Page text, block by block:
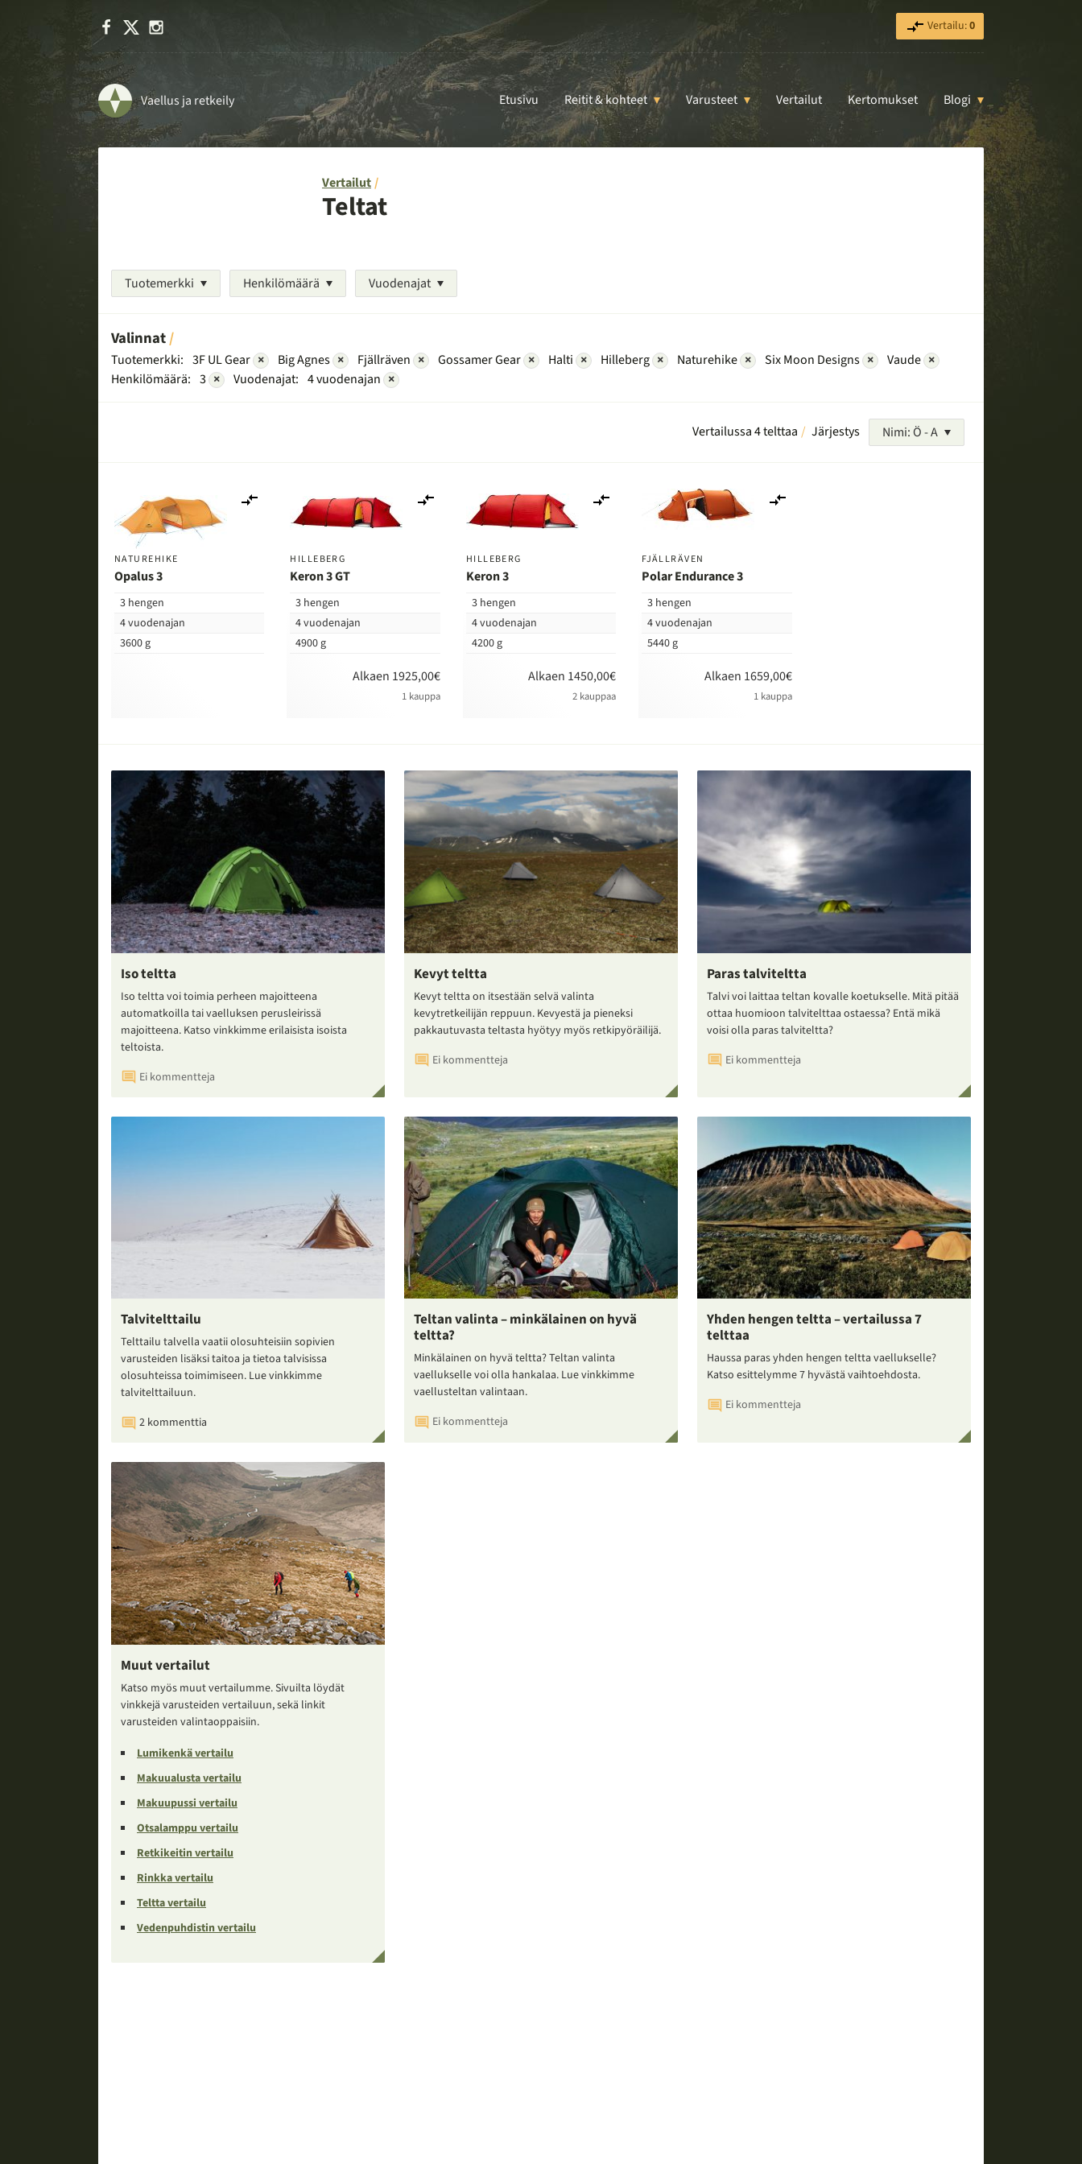
Facebook Vertailu:0
Vaellus ja retkeily Etusivu Reitit & kohteet Varusteet Vertailut Kertomukset Blogi
Vertailut
Teltat
Tuotemerkki Henkilömäärä Vuodenajat
Valinnat
Tuotemerkki: 3F UL Gear × Big Agnes × Fjällräven × Gossamer Gear × Halti × Hilleberg × Naturehike × Six Moon Designs × Vaude ×
Henkilömäärä: 3 × Vuodenajat: 4 vuodenajan ×
Vertailussa 4 telttaa Järjestys Nimi: Ö - A
NATUREHIKE
Opalus 3
3 hengen
4 vuodenajan
3600 g
vertailuun
HILLEBERG
Keron 3 GT
3 hengen
4 vuodenajan
4900 g
Alkaen 1925,00€
1 kauppa
vertailuun
HILLEBERG
Keron 3
3 hengen
4 vuodenajan
4200 g
Alkaen 1450,00€
2 kauppaa
vertailuun
FJÄLLRÄVEN
Polar Endurance 3
3 hengen
4 vuodenajan
5440 g
Alkaen 1659,00€
1 kauppa
Iso teltta
Iso teltta voi toimia perheen majoitteena
automatkoilla tai vaelluksen perusleirissä
majoitteena. Katso vinkkimme erilaisista isoista
teltoista.
Ei kommentteja
Kevyt teltta
Kevyt teltta on itsestään selvä valinta
kevytretkeilijän reppuun. Kevyestä ja pieneksi
pakkautuvasta teltasta hyötyy myös retkipyöräilijä.
Ei kommentteja
Paras talviteltta
Talvi voi laittaa teltan kovalle koetukselle. Mitä pitää
ottaa huomioon talvitelttaa ostaessa? Entä mikä
voisi olla paras talviteltta?
Ei kommentteja
Talvitelttailu
Telttailu talvella vaatii olosuhteisiin sopivien
varusteiden lisäksi taitoa ja tietoa talvisissa
olosuhteissa toimimiseen. Lue vinkkimme
talvitelttailuun.
2 kommenttia
Teltan valinta – minkälainen on hyvä
teltta?
Minkälainen on hyvä teltta? Teltan valinta
vaellukselle voi olla hankalaa. Lue vinkkimme
vaellusteltan valintaan.
Ei kommentteja
Yhden hengen teltta – vertailussa 7
telttaa
Haussa paras yhden hengen teltta vaellukselle?
Katso esittelymme 7 hyvästä vaihtoehdosta.
Ei kommentteja
Muut vertailut
Katso myös muut vertailumme. Sivuilta löydät
vinkkejä varusteiden vertailuun, sekä linkit
varusteiden valintaoppaisiin.
Lumikenkä vertailu
Makuualusta vertailu
Makuupussi vertailu
Otsalamppu vertailu
Retkikeitin vertailu
Rinkka vertailu
Teltta vertailu
Vedenpuhdistin vertailu